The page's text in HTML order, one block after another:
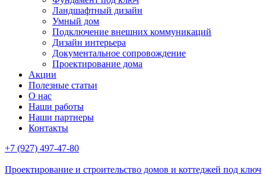
Ландшафтный дизайн
Умный дом
Подключение внешних коммуникаций
Дизайн интерьера
Документальное сопровождение
Проектирование дома
Акции
Полезные статьи
О нас
Наши работы
Наши партнеры
Контакты
+7 (927) 497-47-80
Проектирование и строительство домов и коттеджей под ключ